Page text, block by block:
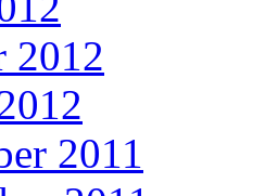
2012
2011